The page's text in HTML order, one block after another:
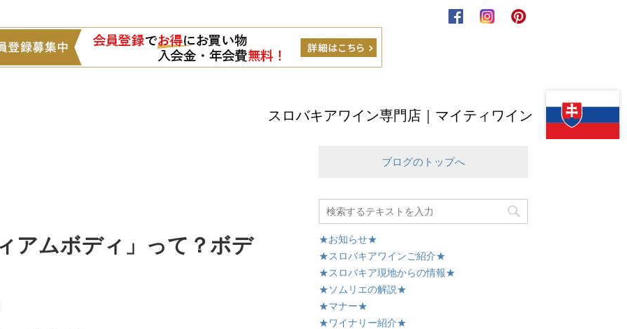
スロバキアワイン専門店｜マイティワイン
アムボディ」って？ボデ
ブログのトップへ
★お知らせ★
★スロバキアワインご紹介★
★スロバキア現地からの情報★
★ソムリエの解説★
★マナー★
★ワイナリー紹介★